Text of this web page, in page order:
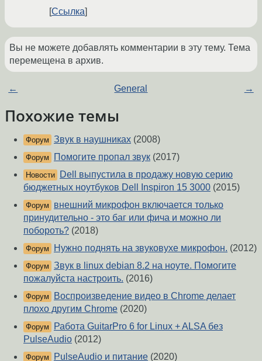
Ссылка
Вы не можете добавлять комментарии в эту тему. Тема
перемещена в архив.
← General →
Похожие темы
Форум Звук в наушниках (2008)
Форум Помогите пропал звук (2017)
Новости
Dell выпустила в продажу новую серию
бюджетных ноутбуков Dell Inspiron 15 3000 (2015)
Форум
внешний микрофон включается только
принудительно - это баг или фича и можно ли
побороть? (2018)
Форум Нужно поднять на звуковухе микрофон. (2012)
Форум Звук в linux debian 8.2 на ноуте. Помогите
пожалуйста настроить. (2016)
Форум
Воспроизведение видео в Chrome делает
плохо другим Chrome (2020)
Форум
Работа GuitarPro 6 for Linux + ALSA без
PulseAudio (2012)
Форум PulseAudio и питание (2020)